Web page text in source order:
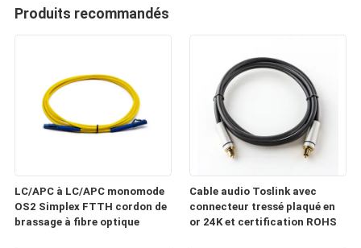
Produits recommandés
LC/APC à LC/APC monomode
OS2 Simplex FTTH cordon de
brassage à fibre optique
Cable audio Toslink avec
connecteur tressé plaqué en
or 24K et certification ROHS